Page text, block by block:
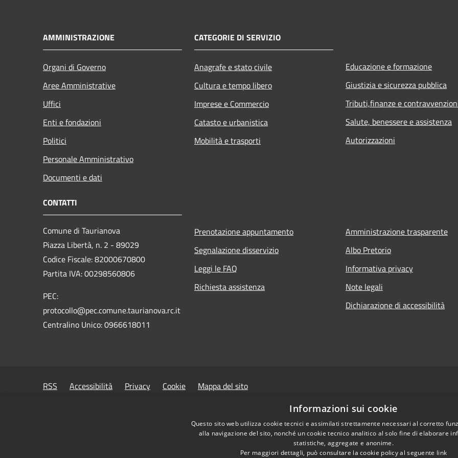
AMMINISTRAZIONE
Organi di Governo
Aree Amministrative
Uffici
Enti e fondazioni
Politici
Personale Amministrativo
Documenti e dati
CATEGORIE DI SERVIZIO
Anagrafe e stato civile
Cultura e tempo libero
Imprese e Commercio
Catasto e urbanistica
Mobilità e trasporti
Educazione e formazione
Giustizia e sicurezza pubblica
Tributi,finanze e
Salute, benessere e assistenza
Autorizzazioni
CONTATTI
Comune di Taurianova
Piazza Libertà, n. 2 - 89029
Codice Fiscale: 82000670800
Partita IVA: 00298560806
PEC:
protocollo@pec.comune.taurianova.rc.it
Centralino Unico: 0966618011
Prenotazione appuntamento
Segnalazione disservizio
Leggi le FAQ
Richiesta assistenza
Amministrazione trasparente
Albo Pretorio
Informativa privacy
Note legali
Dichiarazione di accessibilità
RSS Accessibilità Privacy Cookie Mappa del sito
Powered by
Il sito e i portali collegati
cui si rinvia per l'
raccolti da WAI vengono
Informazioni sui cookie
Questo sito web utilizza cookie tecnici e assimilati strettamente necessari al corretto
alla navigazione del sito, nonché un cookie tecnico analitico al solo fine di elaborare
statistiche, aggregate e anonime.
Per maggiori dettagli, può consultare la cookie policy al seguente link